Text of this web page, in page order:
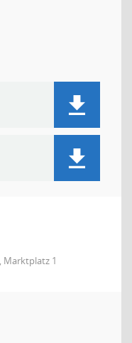
Marktplatz 1